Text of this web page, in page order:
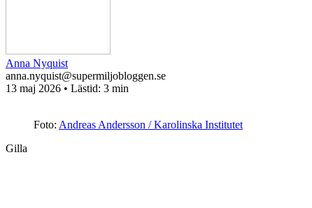
Anna Nyquist
anna.nyquist@supermiljobloggen.se
13 maj 2026 • Lästid: 3 min
Foto: Andreas Andersson / Karolinska Institutet
Gilla